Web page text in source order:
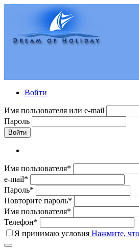
Войти
Имя пользователя или e-mail
Пароль
Войти
Имя пользователя*
e-mail*
Пароль*
Повторите пароль*
Имя пользователя*
Телефон*
Я принимаю условия Нажмите,